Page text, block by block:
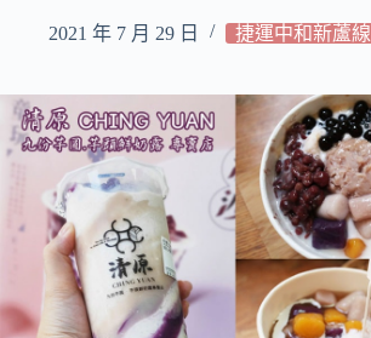
2021 年 7 月 29 日 捷運中和新蘆線